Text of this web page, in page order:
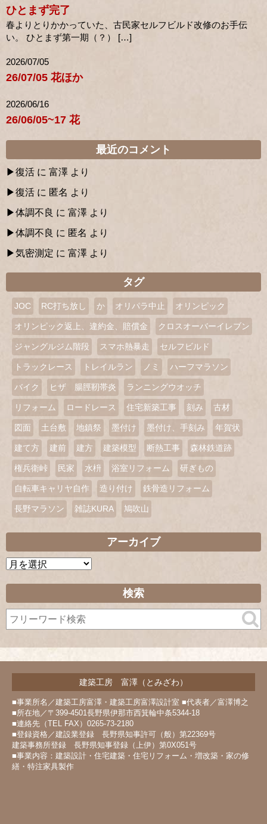
ひとまず完了
春よりとりかかっていた、古民家セルフビルド改修のお手伝
い。 ひとまず第一期（？） […]
2026/07/05
26/07/05 花ほか
2026/06/16
26/06/05~17 花
最近のコメント
復活 に 富澤 より
復活 に 匿名 より
体調不良 に 富澤 より
体調不良 に 匿名 より
気密測定 に 富澤 より
タグ
JOC RC打ち放し か オリパラ中止 オリンピック
オリンピック返上、違約金、賠償金 クロスオーバーイレブン
ジャングルジム階段 スマホ熱暴走 セルフビルド
トラックレース トレイルラン ノミ ハーフマラソン
バイク ヒザ 腸脛靭帯炎 ランニングウオッチ
リフォーム ロードレース 住宅新築工事 刻み 古材
図面 土台敷 地鎮祭 墨付け 墨付け、手刻み 年賀状
建て方 建前 建方 建築模型 断熱工事 森林鉄道跡
権兵衛峠 民家 水枡 浴室リフォーム 研ぎもの
自転車キャリヤ自作 造り付け 鉄骨造リフォーム
長野マラソン 雑誌KURA 鳩吹山
アーカイブ
ア
イ
ブ
検索
建築工房 富澤（とみざわ）
■事業所名／建築工房富澤・建築工房富澤設計室 ■代表者／富澤博之
■所在地／〒399-4501長野県伊那市西箕輪中条5344-18
■連絡先（TEL FAX）0265-73-2180
■登録資格／建設業登録 長野県知事許可（般）第22369号
建築事務所登録 長野県知事登録（上伊）第0X051号
■事業内容：建築設計・住宅建築・住宅リフォーム・増改築・家の修
繕・特注家具製作